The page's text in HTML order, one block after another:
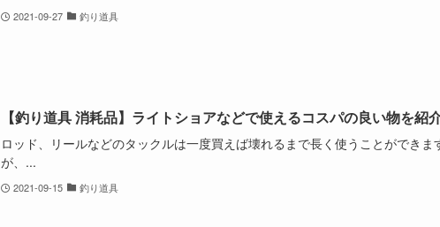
2021-09-27 釣り道具
【釣り道具 消耗品】ライトショアなどで使えるコスパの良い物を紹
ロッド、リールなどのタックルは一度買えば壊れるまで長く使うことができま
が、...
2021-09-15 釣り道具